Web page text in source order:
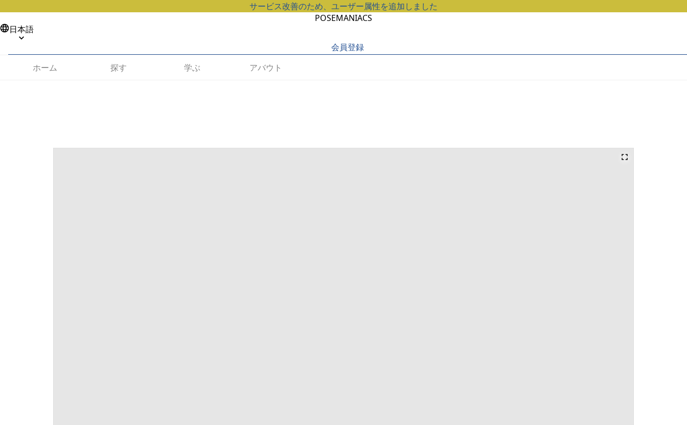
サービス改善のため、ユーザー属性を追加しました
POSEMANIACS
日本語
会員登録
ホーム
探す 学ぶ アバウト